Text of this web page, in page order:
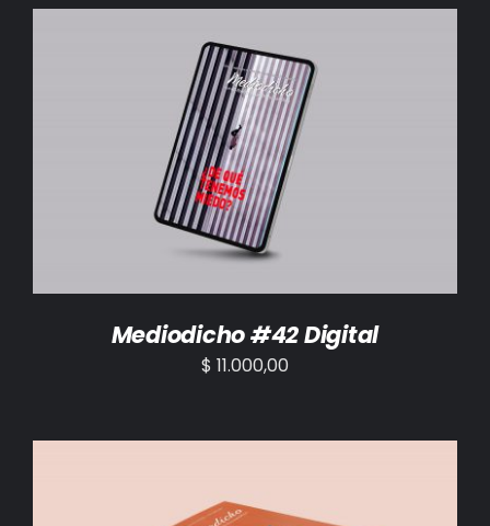
BIBLIOTECA
AÑADIR AL CARRITO /
Mediodicho #42 Digital
$ 11.000,00